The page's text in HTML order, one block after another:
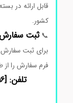
قابلارائهدر بسته
کشور.
ثبتسفارشو
برایثبتسفارشیا
فرمسفارشرااز